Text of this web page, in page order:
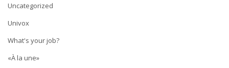
Uncategorized
Univox
What's your job?
«À la une»